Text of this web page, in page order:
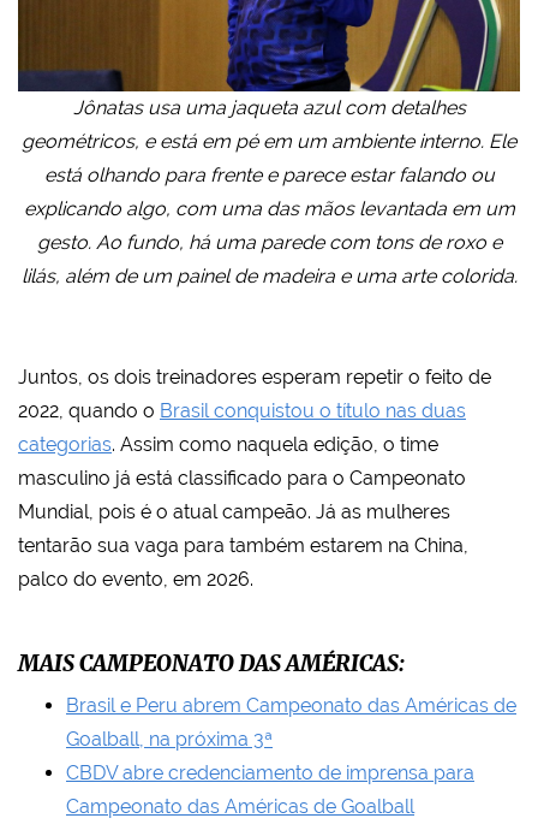
Jônatas usa uma jaqueta azul com detalhes
geométricos, e está em pé em um ambiente interno. Ele
está olhando para frente e parece estar falando ou
explicando algo, com uma das mãos levantada em um
gesto. Ao fundo, há uma parede com tons de roxo e
lilás, além de um painel de madeira e uma arte colorida.
Juntos, os dois treinadores esperam repetir o feito de
2022, quando o Brasil conquistou o título nas duas
categorias. Assim como naquela edição, o time
masculino já está classificado para o Campeonato
Mundial, pois é o atual campeão. Já as mulheres
tentarão sua vaga para também estarem na China,
palco do evento, em 2026.
MAIS CAMPEONATO DAS AMÉRICAS:
Brasil e Peru abrem Campeonato das Américas de
Goalball, na próxima 3ª
CBDV abre credenciamento de imprensa para
Campeonato das Américas de Goalball